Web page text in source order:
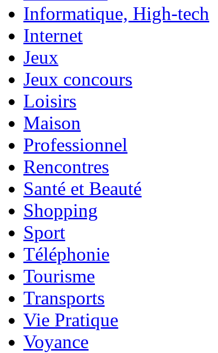
Informatique, High-tech
Internet
Jeux
Jeux concours
Loisirs
Maison
Professionnel
Rencontres
Santé et Beauté
Shopping
Sport
Téléphonie
Tourisme
Transports
Vie Pratique
Voyance